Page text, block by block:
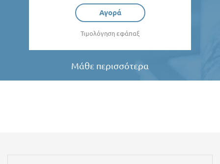
Αγορά
Τιμολόγηση εφάπαξ
Μάθε περισσότερα